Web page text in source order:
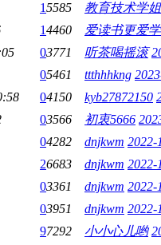
15585 教育技术学姐
14460 爱读书更爱
03771 听茶喝摇滚
05461 ttthhhkng
04150 kyb27872150
03566 初衷5666
04282 dnjkwm 2022-
26683 dnjkwm 2022-
03361 dnjkwm 2022-
03951 dnjkwm 2022-
97292 小小心儿哟